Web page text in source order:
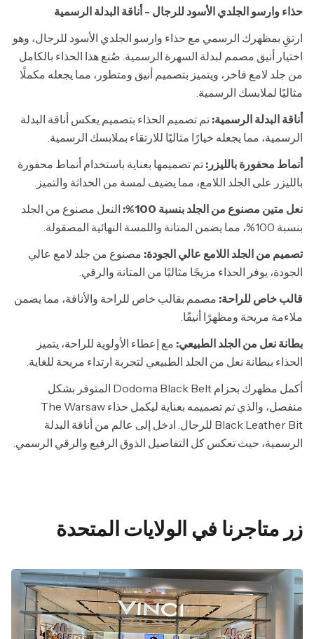
حذاء وارسو الجلدي الأسود للرجال - أناقة البدلة الرسمية
ارتقِ بمظهرك الرسمي مع حذاء وارسو الجلدي الأسود للرجال، وهو
اختيار أنيق مصمم لبدلة السهرة الرسمية. صُنع هذا الحذاء بالكامل
من جلد لامع فاخر، ويتميز بتصميم أنيق ومتطور، مما يجعله مكملًا
مثاليًا لملابسك الرسمية.
أناقة البدلة الرسمية: تم تصميم الحذاء بتصميم يعكس أناقة البدلة
الرسمية، مما يجعله خيارًا مثاليًا للارتقاء بملابسك الرسمية.
أنماط محفورة بالليزر: تم تصميمها بعناية باستخدام أنماط محفورة
بالليزر على الجلد اللامع، مما يضيف لمسة من الحداثة والتميز.
نعل متين مصنوع من الجلد بنسبة 100%:
النعل مصنوع من الجلد
بنسبة 100%، مما يضمن المتانة واللمسة النهائية المصقولة.
تصميم من الجلد اللامع عالي الجودة: مصنوع من جلد لامع عالي
الجودة، يوفر الحذاء مزيجًا مثاليًا من المتانة والرقي.
قالب خاص للراحة: مصمم بقالب خاص للراحة والأناقة، مما يضمن
ملاءمة مريحة ومظهرًا أنيقًا.
بطانة نعل من الجلد الطبيعي: مع إعطاء الأولوية للراحة، يتميز
الحذاء ببطانة نعل من الجلد الطبيعي لتجربة ارتداء مريحة للغاية.
أكمل مظهرك بحزام Dodoma Black Belt المتوفر بشكل
منفصل، والذي تم تصميمه بعناية ليكمل حذاء The Warsaw
Black Leather Bit للرجال. ادخل إلى عالم من أناقة البدلة
الرسمية، حيث تعكس كل التفاصيل الذوق الرفيع والرقي الرسمي.
زر متاجرنا في الولايات المتحدة